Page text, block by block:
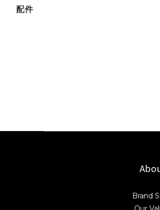
配件
Brand